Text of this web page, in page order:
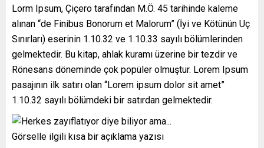
Lorm Ipsum, Çiçero tarafından M.Ö. 45 tarihinde kaleme
alınan “de Finibus Bonorum et Malorum” (İyi ve Kötünün Uç
Sınırları) eserinin 1.10.32 ve 1.10.33 sayılı bölümlerinden
gelmektedir. Bu kitap, ahlak kuramı üzerine bir tezdir ve
Rönesans döneminde çok popüler olmuştur. Lorem Ipsum
pasajının ilk satırı olan “Lorem ipsum dolor sit amet”
1.10.32 sayılı bölümdeki bir satırdan gelmektedir.
Görselle ilgili kısa bir açıklama yazısı